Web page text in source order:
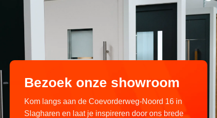
Bezoek onze showroom
Kom langs aan de Coevorderweg-Noord 16 in
Slagharen en laat je inspireren door ons brede